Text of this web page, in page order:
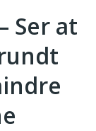
Ser at